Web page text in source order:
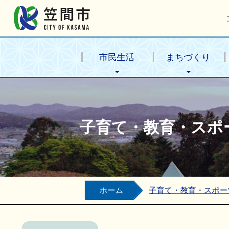
市民生活 まちづくり
子育て・教育・スポ
ホーム 子育て・教育・スポー